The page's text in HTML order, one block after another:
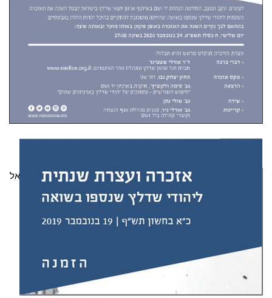
עקב המצב החליטה הנהלת יד ושם בשיתוף ארגון יוצאי שדלץ בישראל
לבטל השנה את האזכרה השנתית ליהודי שדלץ, שהייתה מתוכננת
להתקיים בהיכל יהדות ווהלין בגבעתיים. לפיכך נקיים השנה את
האזכרה באופן מקוון באותו מועד ובאותה שעה: יום שלישי, 24
תוקלט מראש והיא תכלול: בתכנית: דברי ברכה: ד"ר […]
קרא עוד ←